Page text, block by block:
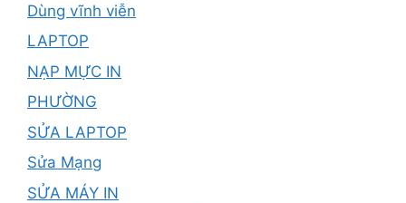
Dùng vĩnh viễn
LAPTOP
NẠP MỰC IN
PHƯỜNG
SỬA LAPTOP
Sửa Mạng
SỬA MÁY IN